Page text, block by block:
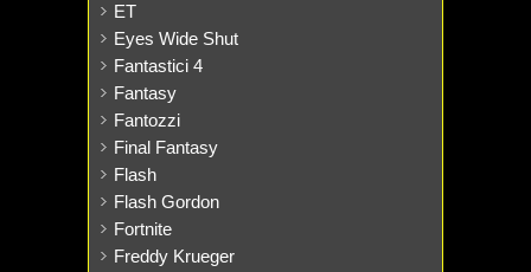
ET
Eyes Wide Shut
Fantastici 4
Fantasy
Fantozzi
Final Fantasy
Flash
Flash Gordon
Fortnite
Freddy Krueger